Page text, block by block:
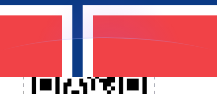
programmez des alertes de taux et transférez de
l'argent à l'étranger sans frais cachés. Téléchargez